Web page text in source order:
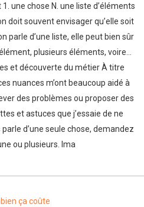
une chose N. une liste d’éléments
doit souvent envisager qu’elle soit
parle d’une liste, elle peut bien sûr
plusieurs éléments, voire…
et découverte du métier À titre
nuances m’ont beaucoup aidé à
des problèmes ou proposer des
et astuces que j’essaie de ne
d’une seule chose, demandez
ou plusieurs. Ima